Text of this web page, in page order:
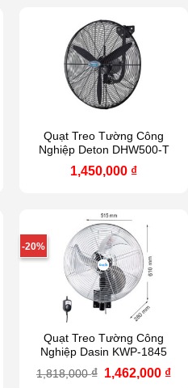
Quạt Treo Tường Công
Nghiệp Deton DHW500-T
1,450,000 ₫
-20%
Quạt Treo Tường Công
Nghiệp Dasin KWP-1845
1,818,000₫ Giá
1,462,000 ₫